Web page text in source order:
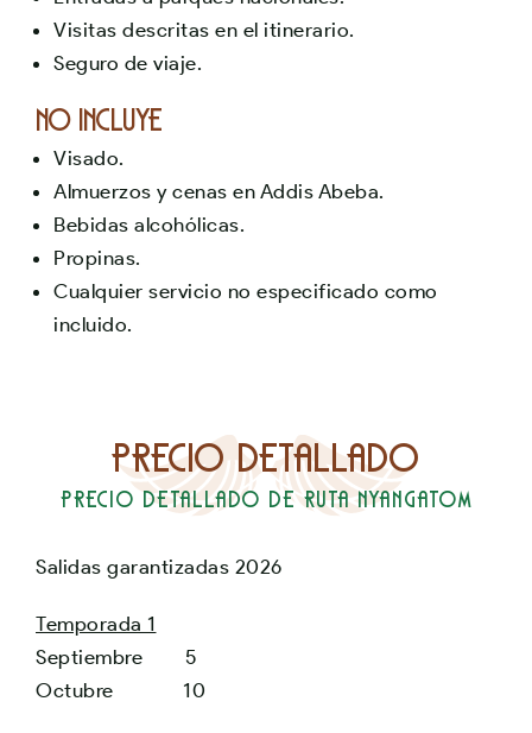
Visitas descritas en el itinerario.
Seguro de viaje.
No Incluye
Visado.
Almuerzos y cenas en Addis Abeba.
Bebidas alcohólicas.
Propinas.
Cualquier servicio no especificado como
incluido.
Precio detallado
Precio detallado de Ruta Nyangatom
Salidas garantizadas 2026
Temporada 1
Septiembre 5
Octubre 10